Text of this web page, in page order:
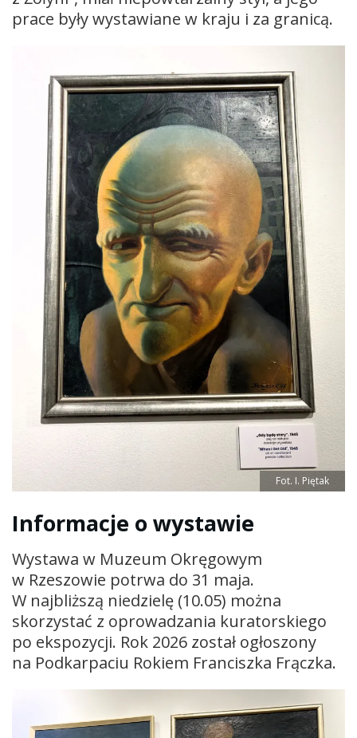
prace były wystawiane w kraju i za granicą.
Fot. I. Piętak
Informacje o wystawie
Wystawa w Muzeum Okręgowym
w Rzeszowie potrwa do 31 maja.
W najbliższą niedzielę (10.05) można
skorzystać z oprowadzania kuratorskiego
po ekspozycji. Rok 2026 został ogłoszony
na Podkarpaciu Rokiem Franciszka Frączka.